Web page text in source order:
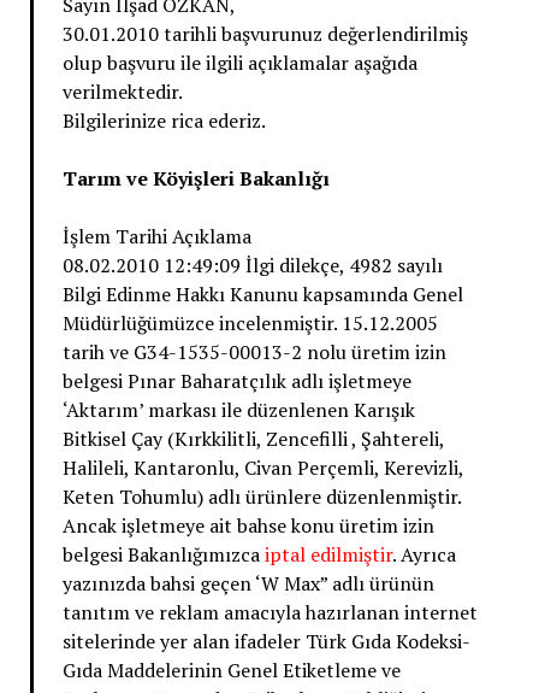
30.01.2010 tarihli başvurunuz değerlendirilmiş
olup başvuru ile ilgili açıklamalar aşağıda
verilmektedir.
Bilgilerinize rica ederiz.
Tarım ve Köyişleri Bakanlığı
İşlem Tarihi Açıklama
08.02.2010 12:49:09 İlgi dilekçe, 4982 sayılı
Bilgi Edinme Hakkı Kanunu kapsamında Genel
Müdürlüğümüzce incelenmiştir. 15.12.2005
tarih ve G34-1535-00013-2 nolu üretim izin
belgesi Pınar Baharatçılık adlı işletmeye
‘Aktarım’ markası ile düzenlenen Karışık
Bitkisel Çay (Kırkkilitli, Zencefilli , Şahtereli,
Halileli, Kantaronlu, Civan Perçemli, Kerevizli,
Keten Tohumlu) adlı ürünlere düzenlenmiştir.
Ancak işletmeye ait bahse konu üretim izin
belgesi Bakanlığımızcaiptal edilmiştir. Ayrıca
yazınızda bahsi geçen ‘W Max” adlı ürünün
tanıtım ve reklam amacıyla hazırlanan internet
sitelerinde yer alan ifadeler Türk Gıda Kodeksi-
Gıda Maddelerinin Genel Etiketleme ve